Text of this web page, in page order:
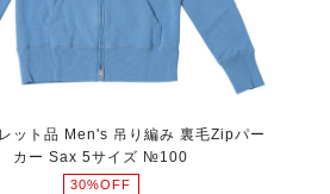
ット品 Men's 吊り編み 裏毛Zipパー
カー Sax 5サイズ №100
30%OFF